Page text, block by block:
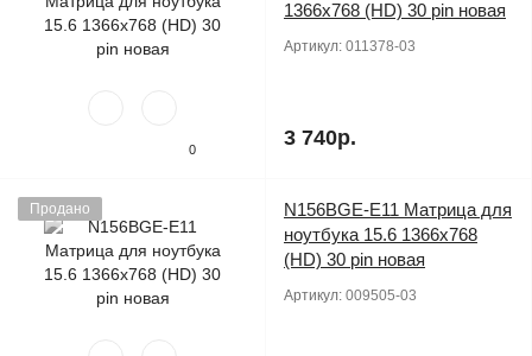
0
1366x768 (HD) 30 pin новая
Артикул: 011378-03
3 740р.
Продано
N156BGE-E11 Матрица для
ноутбука 15.6 1366x768
(HD) 30 pin новая
Артикул: 009505-03